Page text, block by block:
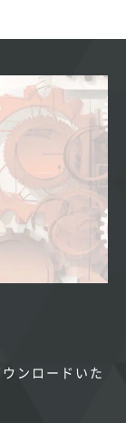
ンロードいた